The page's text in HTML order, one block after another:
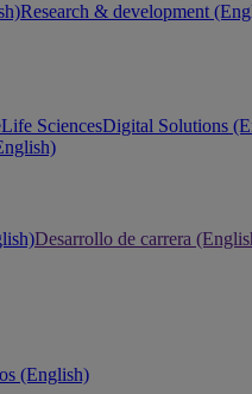
Research & development
Life SciencesDigital Solutions
Desarrollo de carrera
(English)